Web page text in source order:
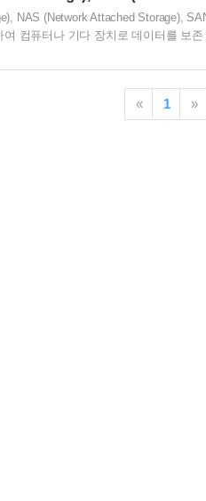
NAS (Network Attached Storage),
컴퓨터나 기다 장치로 데이터를 보
장 장치를 전용 컨트롤러와 케이블
추가하기에 PC 효율성이 저하 NAS
« 1 »